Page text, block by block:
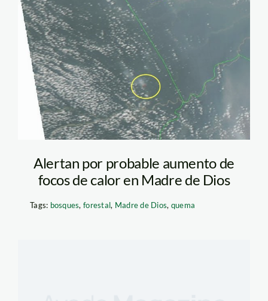
Alertan por probable aumento de
focos de calor en Madre de Dios
Tags: bosques,forestal, Madre de Dios, quema